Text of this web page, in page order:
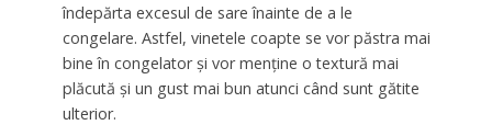
îndepărta excesul de sare înainte de a le
congelare. Astfel, vinetele coapte se vor păstra mai
bine în congelator și vor menține o textură mai
plăcută și un gust mai bun atunci când sunt gătite
ulterior.